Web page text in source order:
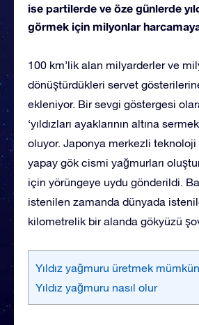
ise partilerde ve öze günlerde
görmek için milyonlar harcamaya
100 km’lik alan milyarderler ve
dönüştürdükleri servet
ekleniyor. Bir sevgi göstergesi
‘yıldızları ayaklarının altına
oluyor. Japonya merkezli teknoloji
yapay gök cismi yağmurları
için yörüngeye uydu gönderildi.
istenilen zamanda dünyada
kilometrelik bir alanda gökyüzü
Yıldız yağmuru üretmek mümkün
Yıldız yağmuru nasıl olur